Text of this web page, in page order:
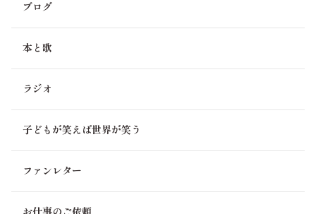
ワガコちゃん、英語もスキーも上達しているのでしょう
ね💓
ワガコちゃんは既に『井の中の蛙』ではありません。
でも『蛙の子は蛙』ね、きっと💓
ブログ
本と歌
ラジオ
子どもが笑えば世界が笑う
ファンレター